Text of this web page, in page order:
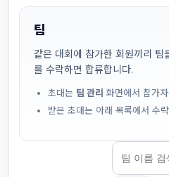
팀
같은 대회에 참가한 회원끼리 팀
를 수락하면 합류합니다.
초대는 팀 관리 화면에서 참가
받은 초대는 아래 목록에서 수